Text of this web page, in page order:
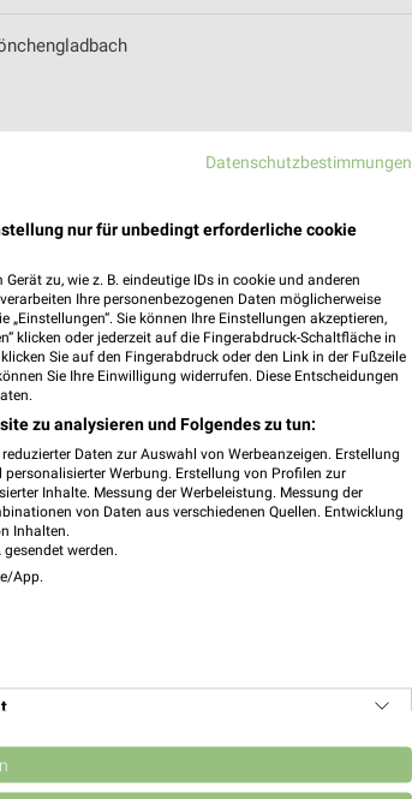
für Alsdorf
Datenschutzbestimmungen
nur für unbedingt erforderliche cookie
zu, wie z. B. eindeutige IDs in cookie und anderen
Ihre personenbezogenen Daten möglicherweise
Sie können Ihre Einstellungen akzeptieren,
klicken oder jederzeit auf die Fingerabdruck-Schaltfläche in
Sie auf den Fingerabdruck oder den Link in der Fußzeile
Sie Ihre Einwilligung widerrufen. Diese Entscheidungen
zu analysieren und Folgendes zu tun:
Daten zur Auswahl von Werbeanzeigen. Erstellung
Werbung. Erstellung von Profilen zur
Inhalte. Messung der Werbeleistung. Messung der
von Daten aus verschiedenen Quellen. Entwicklung
Inhalten.
werden.
App.